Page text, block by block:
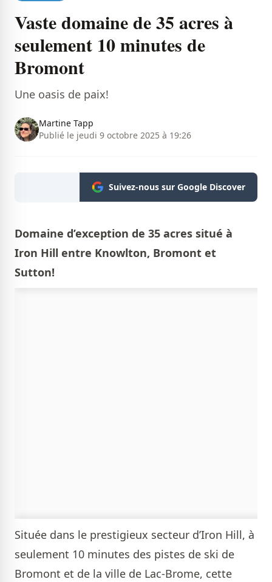
Vaste domaine de 35 acres à
seulement 10 minutes de
Bromont
Une oasis de paix!
Martine Tapp
Publié le jeudi 9 octobre 2025 à 19:26
Suivez-nous sur Google Discover
Domaine d’exception de 35 acres situé à
Iron Hill entre Knowlton, Bromont et
Sutton!
Située dans le prestigieux secteur d’Iron Hill, à
seulement 10 minutes des pistes de ski de
Bromont et de la ville de Lac-Brome, cette